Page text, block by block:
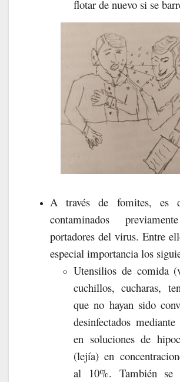
flotar de nuevo si se
A través de fomites, es
contaminados
portadores del virus. Entre
especial importancia los
Utensilios de comida
cuchillos, cucharas,
que no hayan sido
desinfectados
en soluciones de
(lejía) en
al 10%. También se